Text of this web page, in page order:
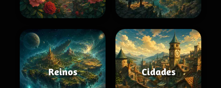
Reinos Cidades